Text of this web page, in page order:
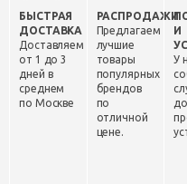
БЫСТРАЯ
ДОСТАВКА
Доставляем
от 1 до 3
дней в
среднем
по Москве
РАСПРОДАЖИ
Предлагаем
лучшие
товары
популярных
брендов
по
отличной
цене.
И
У